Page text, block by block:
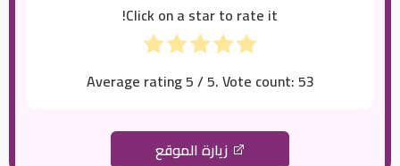
Click on a star to rate it!
Average rating5/ 5. Vote count:53
زيارة الموقع